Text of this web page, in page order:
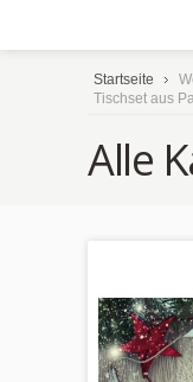
Startseite
Tischset aus
Alle